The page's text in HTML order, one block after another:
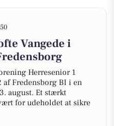
Vangede i
Herresenior 1
af Fredensborg BI i en
august. Et stærkt
for udeholdet at sikre